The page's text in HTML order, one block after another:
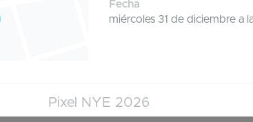
Fecha
miércoles 31 de diciembre a
Pixel NYE 2026